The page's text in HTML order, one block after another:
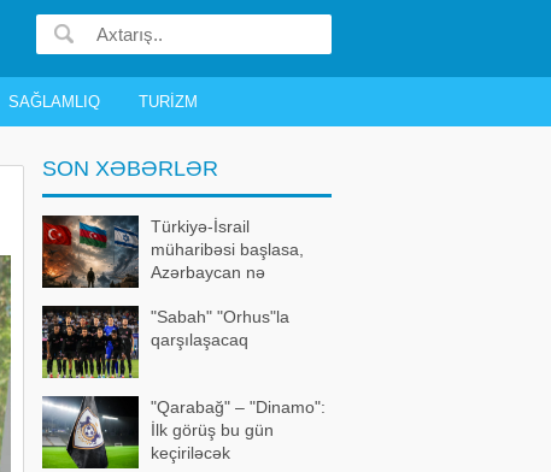
SAĞLAMLIQ TURIZM
SON XƏBƏRLƏR
Türkiyə-İsrail
müharibəsi başlasa,
Azərbaycan nə
detallar bəlli oldu"Sabah" "Orhus"la
qarşılaşacaq
"Qarabağ" – "Dinamo":
İlk görüş bu gün
keçiriləcək